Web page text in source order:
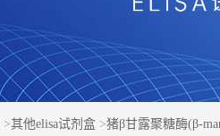
>其他elisa试剂盒 >猪β甘露聚糖酶(β-